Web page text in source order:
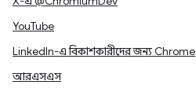
YouTube
LinkedIn-এ বিকাশকারীদের জন্য Chrome
আরএসএস